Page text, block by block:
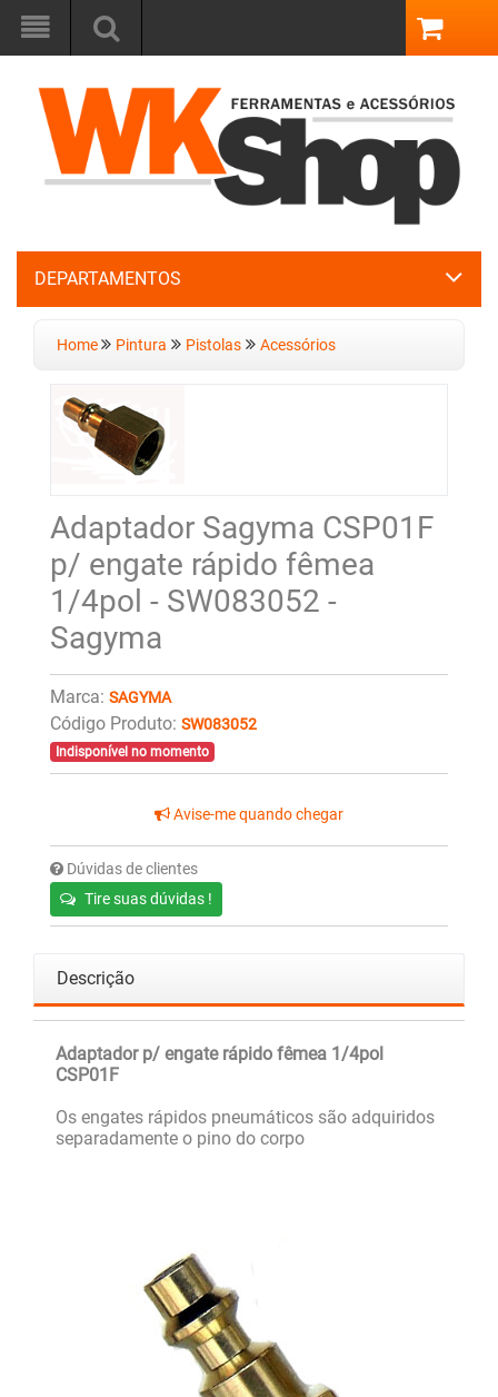
DEPARTAMENTOS
Home Pintura Pistolas Acessórios
Adaptador Sagyma CSP01F
p/ engate rápido fêmea
1/4pol - SW083052 -
Sagyma
Marca: SAGYMA
Código Produto: SW083052
Indisponível no momento
Avise-me quando chegar
Dúvidas de clientes
Tire suas dúvidas !
Descrição
Adaptador p/ engate rápido fêmea 1/4pol
CSP01F
Os engates rápidos pneumáticos são adquiridos
separadamente o pino do corpo